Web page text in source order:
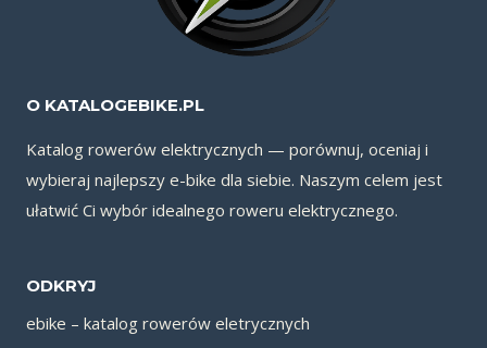
O KATALOGEBIKE.PL
Katalog rowerów elektrycznych — porównuj, oceniaj i
wybieraj najlepszy e-bike dla siebie. Naszym celem jest
ułatwić Ci wybór idealnego roweru elektrycznego.
ODKRYJ
ebike – katalog rowerów eletrycznych